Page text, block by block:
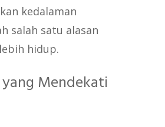
kedalaman
salah satu alasan
hidup.
Mendekati